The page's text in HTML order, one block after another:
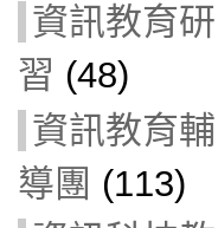
資訊教育研
習 (48)
資訊教育輔
導團 (113)